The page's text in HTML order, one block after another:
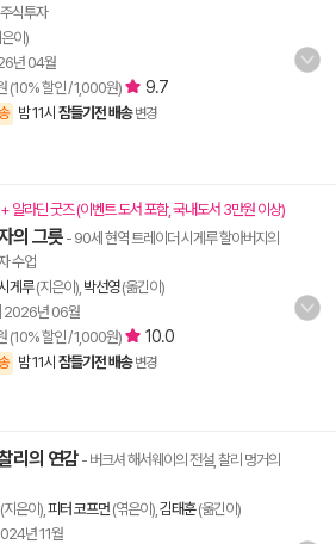
식투자
이)
년 04월
(10% 할인 / 1,000원) 9.7
밤 11시 잠들기전 배송 변경
알라딘 굿즈 (이벤트 도서 포함, 국내도서 3만원 이상)
의 그릇 - 90세 현역 트레이더 시게루 할아버지의
수업
게루(지은이), 박선영(옮긴이)
2026년 06월
(10% 할인 / 1,000원) 10.0
밤 11시 잠들기전 배송 변경
리의 연감 - 버크셔 해서웨이의 전설, 찰리 멍거의
(지은이), 피터 코프먼 (엮은이), 김태훈(옮긴이)
년 11월